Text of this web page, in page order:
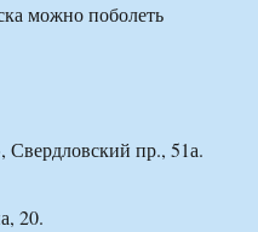
можно поболеть
пр., 51а.
20.